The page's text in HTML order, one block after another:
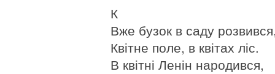
К
Вже бузок в саду
Квітне поле, в квітах ліс.
В квітні Ленін народився,